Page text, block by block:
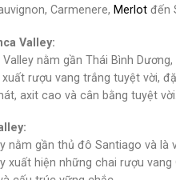
Carmenere, Merlot đến
Valley:
Valley nằm gần Thái Bình
rượu vang trắng tuyệt vời,
axit cao và cân bằng tuyệt vời.
nằm gần thủ đô Santiago và là
xuất hiện những chai rượu